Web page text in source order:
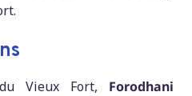
Vieux Fort, Forodhani